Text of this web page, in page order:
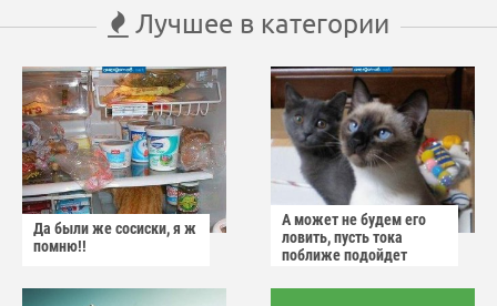
Лучшее в категории
Да были же сосиски, я ж
помню!!
А может не будем его
ловить, пусть тока
поближе подойдет